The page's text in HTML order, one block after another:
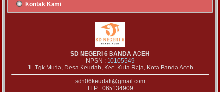
Kontak Kami
SD NEGERI 6 BANDA ACEH
NPSN : 10105549
Jl. Tgk Muda, Desa Keudah, Kec. Kuta Raja, Kota Banda Aceh
sdn06keudah@gmail.com
TLP : 065134909